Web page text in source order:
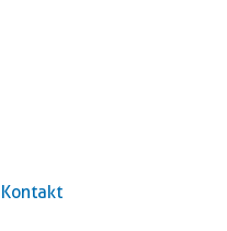
Kontakt